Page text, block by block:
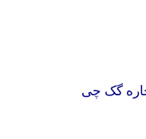
گک چی